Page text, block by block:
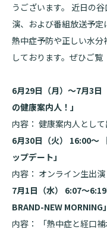
当院のご紹介トッ
幹部紹介
理念・方針・患者
施設概要と沿革
倫理に関する事
情報公開
厚生労働大臣が定
ご来院される方へ
ご来院される方へ
外来について
再診の方へ
セカンドオピニオ
外来のお会計につ
入院・面会について
診療科・センター
医療機関・医療者の
医療機関・医療者
患者さんのご紹介
お知らせ
イベント
採用情報
うございます。 近日の
演、および番組放送予定
熱中症予防や正しい水
しております。ぜひご覧
6月29日（月）～7月3
の健康案内人！」
内容： 健康案内人とし
6月30日（火） 16:00～
ップデート」
内容： オンライン生出演
7月1日（水） 6:07～
BRAND-NEW MORNING」
内容： 「熱中症と経口